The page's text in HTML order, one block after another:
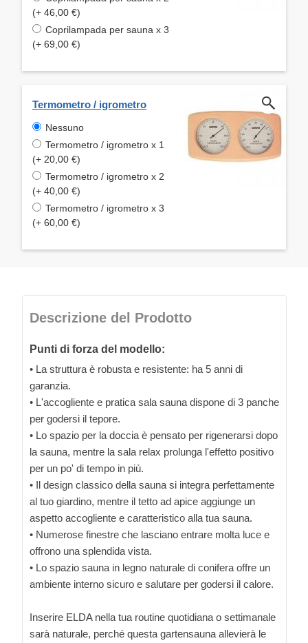
(+ 46,00 €)
Coprilampada per sauna x 3
(+ 69,00 €)
Termometro / igrometro
Nessuno
Termometro / igrometro x 1
(+ 20,00 €)
Termometro / igrometro x 2
(+ 40,00 €)
Termometro / igrometro x 3
(+ 60,00 €)
Descrizione del Prodotto
Punti di forza del modello:
• La struttura è robusta e resistente: ha 5 anni di
garanzia.
• L'accogliente e pratica sala sauna dispone di 3 panche
per godersi il tepore.
• Lo spazio per la doccia è pensato per rigenerarsi dopo
la sauna, mentre la sala relax prolunga l'effetto positivo
per un po' di tempo in più.
• Il design classico della sauna si integra perfettamente
al tuo giardino, mentre il tetto ad apice aggiunge un
aspetto accogliente e caratteristico alla tua sauna.
• Numerose finestre che lasciano entrare molta luce e
offrono una splendida vista.
• Lo spazio sauna in legno naturale di conifera offre un
ambiente interno sicuro e salutare per godersi il calore.
Inserire ELDA nella tua routine quotidiana o settimanale
sarà naturale, perché questa gartensauna allevierà le